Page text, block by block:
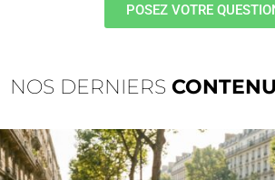
POSEZ VOTRE
NOS DERNIERS